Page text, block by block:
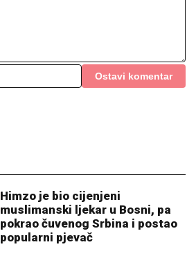
Ostavi komentar
Himzo je bio cijenjeni
muslimanski ljekar u Bosni, pa
pokrao čuvenog Srbina i postao
popularni pjevač